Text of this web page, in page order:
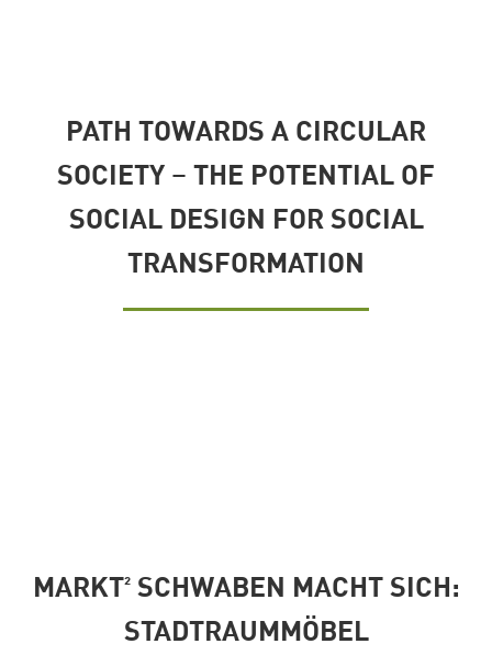
PATH TOWARDS A CIRCULAR
SOCIETY – THE POTENTIAL OF
SOCIAL DESIGN FOR SOCIAL
TRANSFORMATION
MARKT² SCHWABEN MACHT SICH:
STADTRAUMMÖBEL